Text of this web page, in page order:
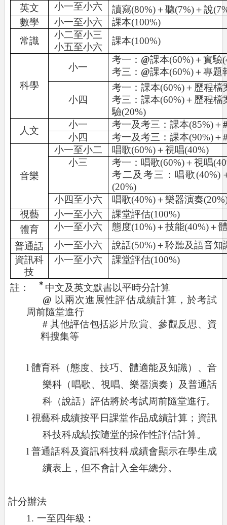
英文 小一至小六 讀寫(80%)＋聽(7%)＋說
數學
小一至小六 課本(100%)
常識
小二至小三
小五至小六
課本(100%)
科學
小一
考一： @課本(60%)＋實驗
考三： @課本(60%)＋專題
小四
考一：課本(60%)＋歷程檔
考三：課本(60%)＋歷程檔
驗(20%)
人文
小一 考一及考三：課本(85%)＋
小四
考一及考三：課本(90%)＋
音樂
小一至小二 唱歌(60%)＋視唱(40%)
小三
考一：唱歌(60%)＋視唱
考二及考三：唱歌(40%)
(20%)
小四至小六
唱歌(40%)＋樂器演奏
視藝
小一至小六 課堂評估(100%)
體育
小一至小六 態度(10%)＋技能(40%)＋
普通話
小一至小六 說話(50%)＋聆聽及語音知
資訊科
技
小一至小六 課堂評估(100%)
註： ＊ 中文及英文默書以平時分計算
@ 以兩次進展性評估成績計算，於考試
周前隨堂進行
# 其他評估包括影片欣賞、參觀反思、資
料搜集等
l 體育科（態度、技巧、體適能及知識）、音
樂科（唱歌、視唱、樂器演奏）及普通話
科（說話）評估將於考試周前隨堂進行。
l 視藝科成績按平日課堂作品成績計算；資訊
科技科成績按隨堂的操作性評估計算。
l 普通話科及資訊科技科成績會顯示在學生成
績表上，但不會計入全年總分。
計分辦法
1. 一至四年級︰